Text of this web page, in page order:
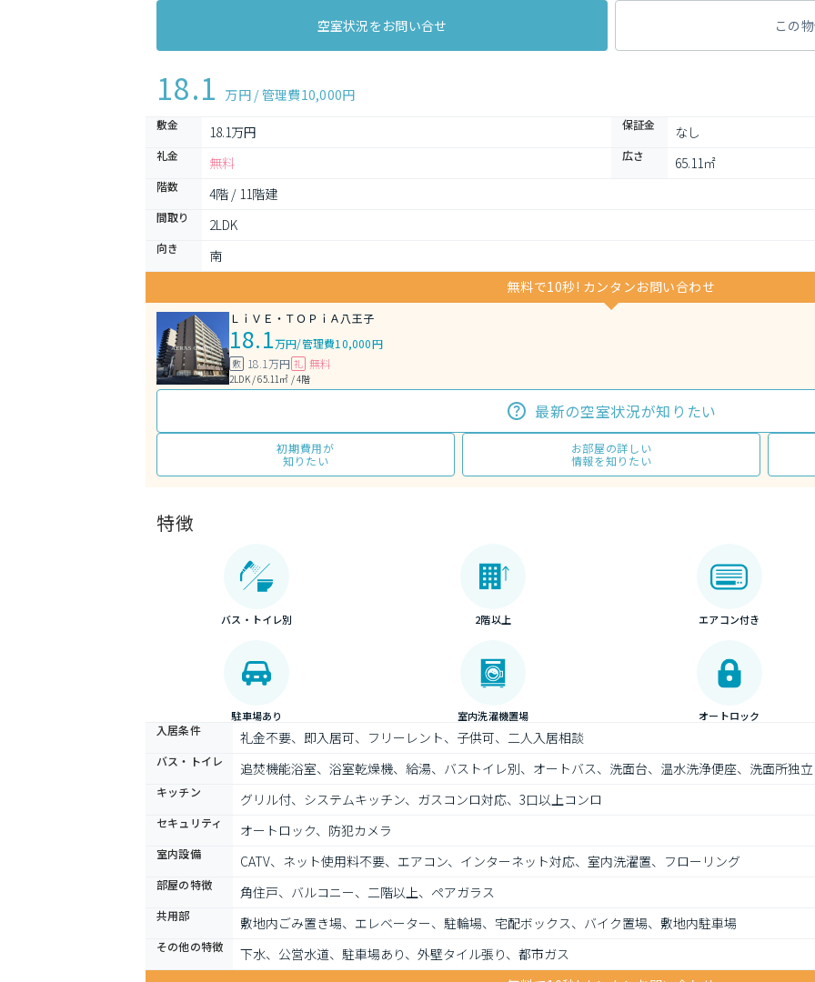
空室状況をお問い合せ この
18.1 万円 / 管理費10,000円
敷金 18.1万円 保証金 なし
礼金 無料 広さ 65.11㎡
階数 4階 / 11階建
間取り 2LDK
向き
南
無料で10秒! カンタンお問い合わせ
ＬｉＶＥ・ＴＯＰｉＡ八王子
18.1万円/管理費10,000円
敷 18.1万円 礼 無料
2LDK / 65.11㎡ / 4階
最新の空室状況が知りたい
初期費用が
知りたい
お部屋の詳しい
情報を知りたい
特徴
バス・トイレ別 2階以上 エアコン付き
駐車場あり 室内洗濯機置場 オートロック
入居条件 礼金不要、即入居可、フリーレント、子供可、二人入居相談
バス・トイレ 追焚機能浴室、浴室乾燥機、給湯、バストイレ別、オートバス、洗面台、温水洗浄便座、洗面所独立
キッチン グリル付、システムキッチン、ガスコンロ対応、3口以上コンロ
セキュリティ オートロック、防犯カメラ
室内設備 CATV、ネット使用料不要、エアコン、インターネット対応、室内洗濯置、フローリング
部屋の特徴 角住戸、バルコニー、二階以上、ペアガラス
共用部 敷地内ごみ置き場、エレベーター、駐輪場、宅配ボックス、バイク置場、敷地内駐車場
その他の特徴
下水、公営水道、駐車場あり、外壁タイル張り、都市ガス